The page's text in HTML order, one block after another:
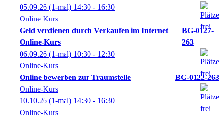
05.09.26 (1-mal) 14:30 - 16:30
Online-Kurs
Geld verdienen durch Verkaufen im Internet
Online-Kurs
BG-0127-
263
06.09.26 (1-mal) 10:30 - 12:30
Online-Kurs
Online bewerben zur Traumstelle
BG-0122-263
Online-Kurs
10.10.26 (1-mal) 14:30 - 16:30
Online-Kurs